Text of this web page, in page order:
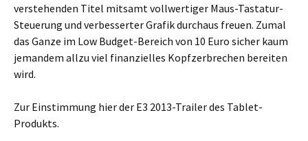
verstehenden Titel mitsamt vollwertiger Maus-Tastatur-
Steuerung und verbesserter Grafik durchaus freuen. Zumal
das Ganze im Low Budget-Bereich von 10 Euro sicher kaum
jemandem allzu viel finanzielles Kopfzerbrechen bereiten
wird.
Zur Einstimmung hier der E3 2013-Trailer des Tablet-
Produkts.